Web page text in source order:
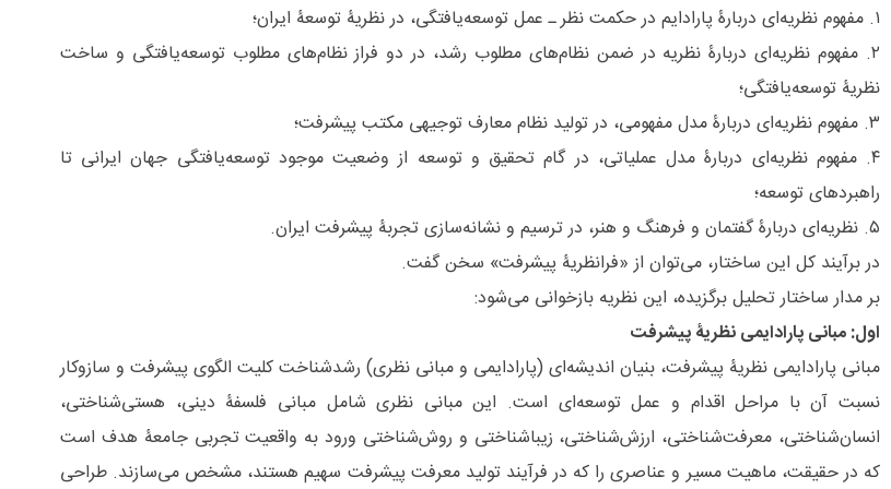
۱. مفهوم نظریه‌ای دربارۀ پارادایم در حکمت نظر ـ عمل توسعه‌‏یافتگی، در نظریۀ توسعۀ ایران؛
۲. مفهوم نظریه‌ای دربارۀ نظریه در ضمن نظام‌های مطلوب رشد، در دو فراز نظام‌های مطلوب توسعه‌یافتگی و ساخت
نظریۀ توسعه‌یافتگی؛
۳. مفهوم نظریه‌ای دربارۀ مدل مفهومی، در تولید نظام معارف توجیهی مکتب پیشرفت؛
۴. مفهوم نظریه‌ای دربارۀ مدل عملیاتی، در گام تحقیق و توسعه از وضعیت موجود توسعه‌یافتگی جهان ایرانی تا
راهبردهای توسعه؛
۵. نظریه‌ای دربارۀ گفتمان و فرهنگ و هنر، در ترسیم و نشانه‌سازی تجربۀ پیشرفت ایران.
در برآیند کل این ساختار، می‌توان از «فرانظریۀ پیشرفت» سخن گفت.
بر مدار ساختار تحلیل برگزیده، این نظریه بازخوانی می‌شود:
اول: مبانی پارادایمی نظریۀ پیشرفت
مبانی پارادایمی نظریۀ پیشرفت، بنیان اندیشه‌‌ای (پارادایمی و مبانی نظری) رشد‌‌شناخت کلیت الگوی پیشرفت و سازوکار
نسبت آن با مراحل اقدام و عمل توسعه‌ای است. این مبانی نظری شامل مبانی فلسفۀ دینی، هستی‌‌شناختی،
انسان‌‌شناختی، معرفت‌‌شناختی، ارزش‌‌شناختی، زیباشناختی و روش‌‌شناختی ورود به واقعیت تجربی جامعۀ هدف است
که در حقیقت، ماهیت مسیر و عناصری را که در فرآیند تولید معرفت پیشرفت سهیم هستند، مشخص می‌‌سازند. طراحی